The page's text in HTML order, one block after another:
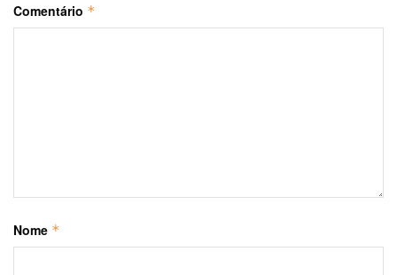
Comentário *
Nome *